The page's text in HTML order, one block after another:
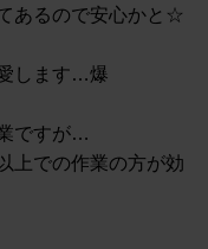
あるので安心かと☆
します…爆
ですが…
上での作業の方が効